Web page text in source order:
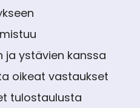
us
us
ja ystävien kanssa
oikeat vastaukset
tulostaulusta